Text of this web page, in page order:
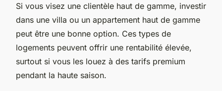
Si vous visez une clientèle haut de gamme, investir
dans une villa ou un appartement haut de gamme
peut être une bonne option. Ces types de
logements peuvent offrir une rentabilité élevée,
surtout si vous les louez à des tarifs premium
pendant la haute saison.